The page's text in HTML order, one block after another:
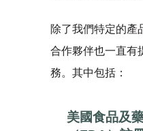
除了我們特定的產
合作夥伴也一直有
務。其中包括：
美國食品及